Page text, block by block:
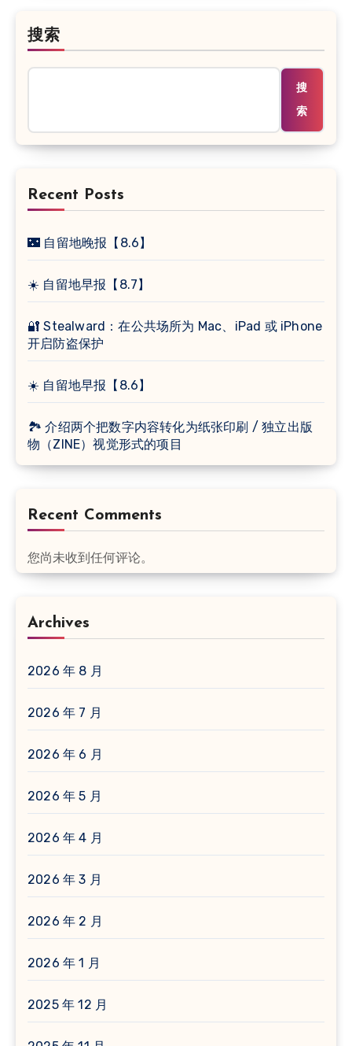
搜索
搜
索
Recent Posts
🌃 自留地晚报【8.6】
☀️ 自留地早报【8.7】
🔐 Stealward：在公共场所为 Mac、iPad 或 iPhone
开启防盗保护
☀️ 自留地早报【8.6】
🏞 介绍两个把数字内容转化为纸张印刷 / 独立出版
物（ZINE）视觉形式的项目
Recent Comments
您尚未收到任何评论。
Archives
2026 年 8 月
2026 年 7 月
2026 年 6 月
2026 年 5 月
2026 年 4 月
2026 年 3 月
2026 年 2 月
2026 年 1 月
2025 年 12 月